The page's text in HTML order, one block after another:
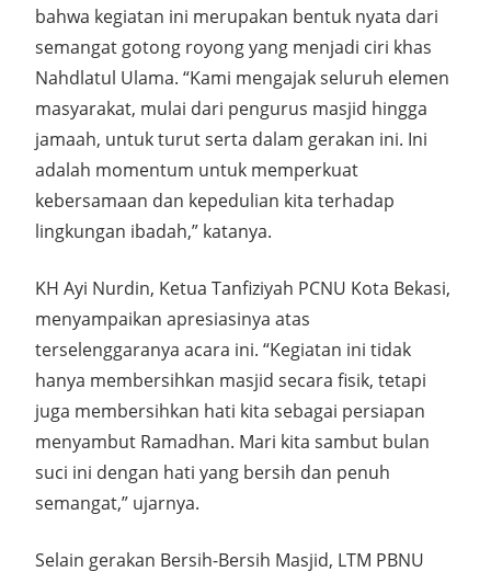
bahwa kegiatan ini merupakan bentuk nyata dari
semangat gotong royong yang menjadi ciri khas
Nahdlatul Ulama. “Kami mengajak seluruh elemen
masyarakat, mulai dari pengurus masjid hingga
jamaah, untuk turut serta dalam gerakan ini. Ini
adalah momentum untuk memperkuat
kebersamaan dan kepedulian kita terhadap
lingkungan ibadah,” katanya.
KH Ayi Nurdin, Ketua Tanfiziyah PCNU Kota Bekasi,
menyampaikan apresiasinya atas
terselenggaranya acara ini. “Kegiatan ini tidak
hanya membersihkan masjid secara fisik, tetapi
juga membersihkan hati kita sebagai persiapan
menyambut Ramadhan. Mari kita sambut bulan
suci ini dengan hati yang bersih dan penuh
semangat,” ujarnya.
Selain gerakan Bersih-Bersih Masjid, LTM PBNU